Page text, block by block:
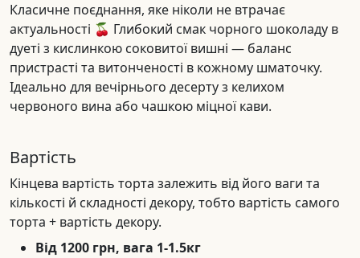
Класичне поєднання, яке ніколи не втрачає
актуальності 🍒 Глибокий смак чорного шоколаду в
дуеті з кислинкою соковитої вишні — баланс
пристрасті та витонченості в кожному шматочку.
Ідеально для вечірнього десерту з келихом
червоного вина або чашкою міцної кави.
Вартість
Кінцева вартість торта залежить від його ваги та
кількості й складності декору, тобто вартість самого
торта + вартість декору.
Від 1200 грн, вага 1-1.5кг